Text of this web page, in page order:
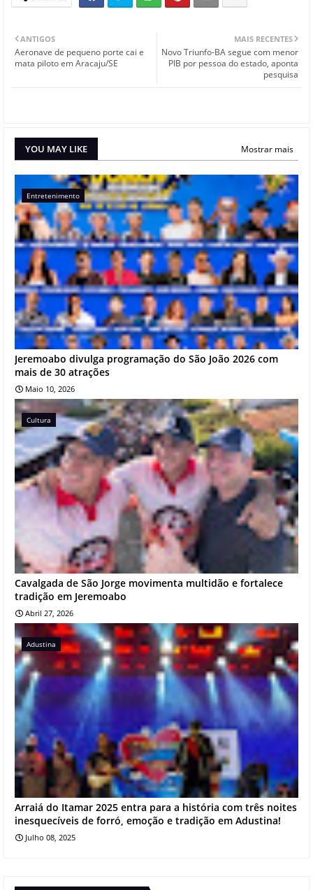
MAIS RECENTES
Novo Triunfo-BA segue com menor
PIB por pessoa do estado, aponta
pesquisa
ANTIGOS
Aeronave de pequeno porte cai e
mata piloto em Aracaju/SE
YOU MAY LIKE Mostrar mais
Entretenimento
Jeremoabo divulga programação do São João 2026 com
mais de 30 atrações
Maio 10, 2026
Cultura
Cavalgada de São Jorge movimenta multidão e fortalece
tradição em Jeremoabo
Abril 27, 2026
Adustina
Arraiá do Itamar 2025 entra para a história com três noites
inesquecíveis de forró, emoção e tradição em Adustina!
Julho 08, 2025